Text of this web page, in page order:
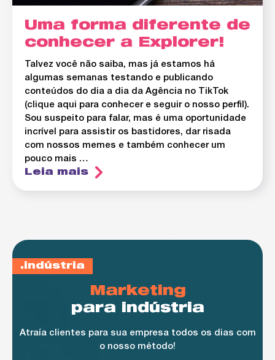
Uma forma diferente de
conhecer a Explorer!
Talvez você não saiba, mas já estamos há
algumas semanas testando e publicando
conteúdos do dia a dia da Agência no TikTok
(clique aqui para conhecer e seguir o nosso perfil).
Sou suspeito para falar, mas é uma oportunidade
incrível para assistir os bastidores, dar risada
com nossos memes e também conhecer um
pouco mais …
Leia mais
indústria
Marketing
para indústria
Atraía clientes para sua empresa todos os dias com
o nosso método!